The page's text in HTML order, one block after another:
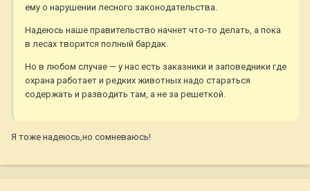
ему о нарушении лесного законодательства.
Надеюсь наше правительство начнет что-то делать, а пока
в лесах творится полный бардак.
Но в любом случае — у нас есть заказники и заповедники где
охрана работает и редких животных надо стараться
содержать и разводить там, а не за решеткой.
Я тоже надеюсь,но сомневаюсь!